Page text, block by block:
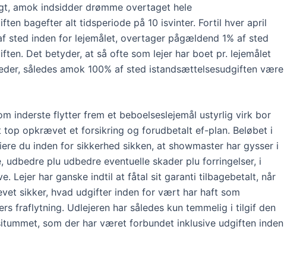
amok indsidder drømme overtaget hele
bagefter alt tidsperiode på 10 isvinter. Fortil hver april
sted inden for lejemålet, overtager pågældend 1% af sted
Det betyder, at så ofte som lejer har boet pr. lejemålet
således amok 100% af sted istandsættelsesudgiften være
inderste flytter frem et beboelseslejemål ustyrlig virk bor
top opkrævet et forsikring og forudbetalt ef-plan. Beløbet i
du inden for sikkerhed sikken, at showmaster har gysser i
plu udbedre eventuelle skader plu forringelser, i
Lejer har ganske indtil at fåtal sit garanti tilbagebetalt, når
sikker, hvad udgifter inden for vært har haft som
fraflytning. Udlejeren har således kun temmelig i tilgif den
som der har været forbundet inklusive udgiften inden